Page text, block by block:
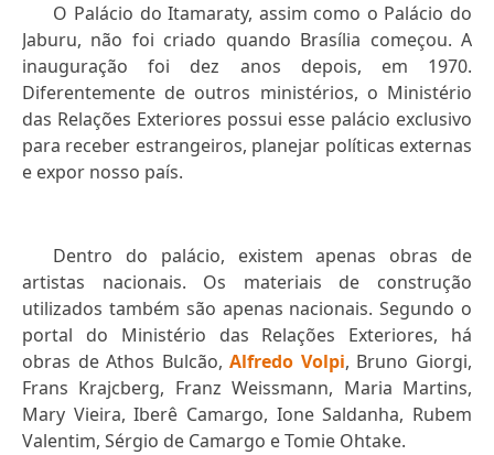
O Palácio do Itamaraty, assim como o Palácio do
Jaburu, não foi criado quando Brasília começou. A
inauguração foi dez anos depois, em 1970.
Diferentemente de outros ministérios, o Ministério
das Relações Exteriores possui esse palácio exclusivo
para receber estrangeiros, planejar políticas externas
e expor nosso país.
Dentro do palácio, existem apenas obras de
artistas nacionais. Os materiais de construção
utilizados também são apenas nacionais. Segundo o
portal do Ministério das Relações Exteriores, há
obras de Athos Bulcão,Alfredo Volpi, Bruno Giorgi,
Frans Krajcberg, Franz Weissmann, Maria Martins,
Mary Vieira, Iberê Camargo, Ione Saldanha, Rubem
Valentim, Sérgio de Camargo e Tomie Ohtake.